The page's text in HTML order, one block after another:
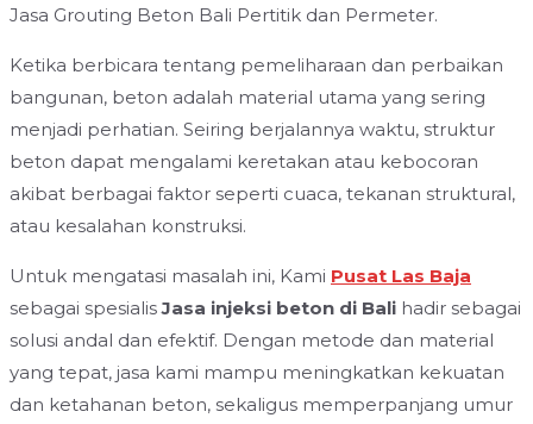
Jasa Grouting Beton Bali Pertitik dan Permeter.
Ketika berbicara tentang pemeliharaan dan perbaikan
bangunan, beton adalah material utama yang sering
menjadi perhatian. Seiring berjalannya waktu, struktur
beton dapat mengalami keretakan atau kebocoran
akibat berbagai faktor seperti cuaca, tekanan struktural,
atau kesalahan konstruksi.
Untuk mengatasi masalah ini, Kami Pusat Las Baja
sebagai spesialisJasa injeksi beton di Bali hadir sebagai
solusi andal dan efektif. Dengan metode dan material
yang tepat, jasa kami mampu meningkatkan kekuatan
dan ketahanan beton, sekaligus memperpanjang umur